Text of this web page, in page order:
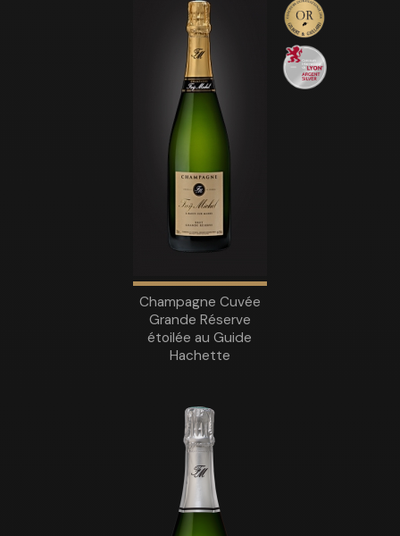
Champagne Cuvée
Grande Réserve
étoilée au Guide
Hachette